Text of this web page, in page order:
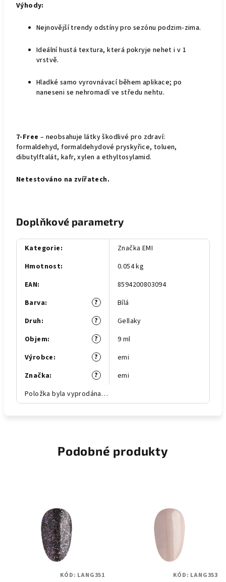
Výhody:
Nejnovější trendy odstíny pro sezónu podzim-zima.
Ideální hustá textura, která pokryje nehet i v 1
vrstvě.
Hladké samo vyrovnávací během aplikace; po
naneseni se nehromadí ve středu nehtu.
7-Free – neobsahuje látky škodlivé pro zdraví:
formaldehyd, formaldehydové pryskyřice, toluen,
dibutylftalát, kafr, xylen a ethyltosylamid.
Netestováno na zvířatech.
Doplňkové parametry
Kategorie:
Značka EMI
Hmotnost:
0.054 kg
EAN:
8594200803094
?
Barva:
Bílá
?
Druh:
Gellaky
?
Objem:
9 ml
?
Výrobce:
emi
?
Značka:
emi
Položka byla vyprodána…
Podobné produkty
KÓD: LANG351 KÓD: LANG353